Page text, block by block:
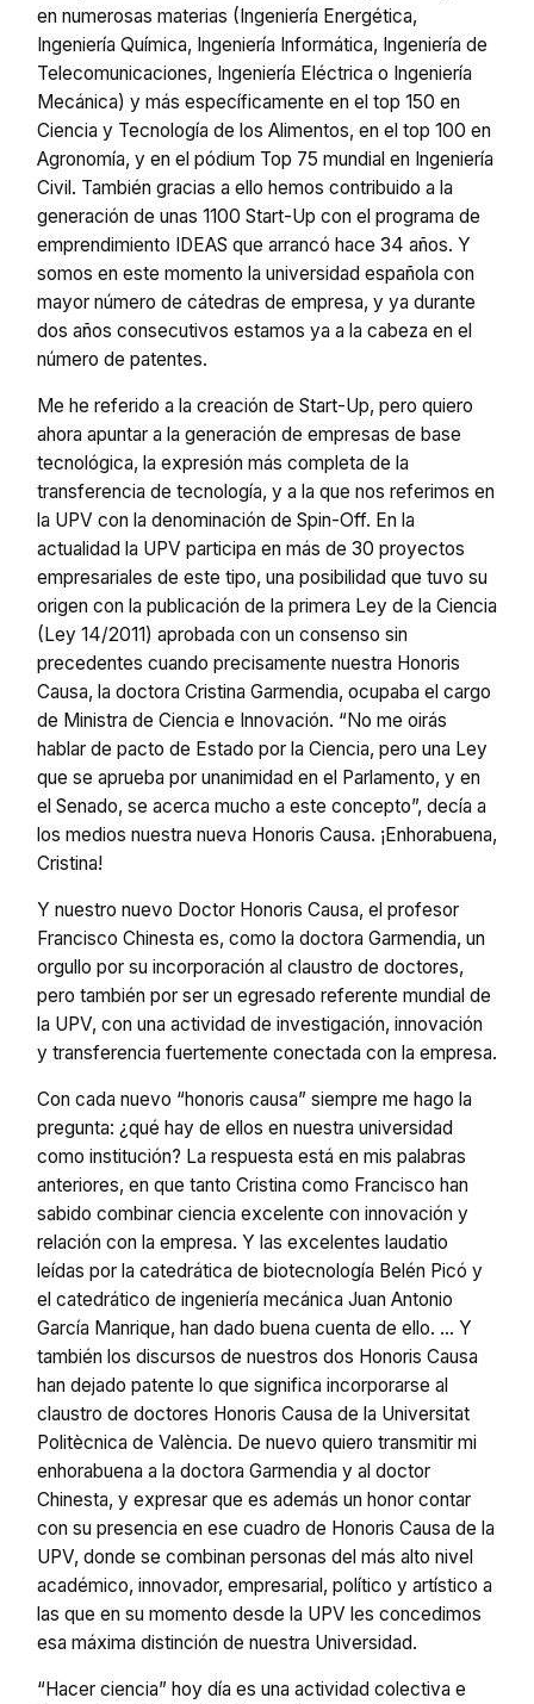
en numerosas materias (Ingeniería Energética,
Ingeniería Química, Ingeniería Informática, Ingeniería de
Telecomunicaciones, Ingeniería Eléctrica o Ingeniería
Mecánica) y más específicamente en el top 150 en
Ciencia y Tecnología de los Alimentos, en el top 100 en
Agronomía, y en el pódium Top 75 mundial en Ingeniería
Civil. También gracias a ello hemos contribuido a la
generación de unas 1100 Start-Up con el programa de
emprendimiento IDEAS que arrancó hace 34 años. Y
somos en este momento la universidad española con
mayor número de cátedras de empresa, y ya durante
dos años consecutivos estamos ya a la cabeza en el
número de patentes.
Me he referido a la creación de Start-Up, pero quiero
ahora apuntar a la generación de empresas de base
tecnológica, la expresión más completa de la
transferencia de tecnología, y a la que nos referimos en
la UPV con la denominación de Spin-Off. En la
actualidad la UPV participa en más de 30 proyectos
empresariales de este tipo, una posibilidad que tuvo su
origen con la publicación de la primera Ley de la Ciencia
(Ley 14/2011) aprobada con un consenso sin
precedentes cuando precisamente nuestra Honoris
Causa, la doctora Cristina Garmendia, ocupaba el cargo
de Ministra de Ciencia e Innovación. “No me oirás
hablar de pacto de Estado por la Ciencia, pero una Ley
que se aprueba por unanimidad en el Parlamento, y en
el Senado, se acerca mucho a este concepto”, decía a
los medios nuestra nueva Honoris Causa. ¡Enhorabuena,
Cristina!
Y nuestro nuevo Doctor Honoris Causa, el profesor
Francisco Chinesta es, como la doctora Garmendia, un
orgullo por su incorporación al claustro de doctores,
pero también por ser un egresado referente mundial de
la UPV, con una actividad de investigación, innovación
y transferencia fuertemente conectada con la empresa.
Con cada nuevo “honoris causa” siempre me hago la
pregunta: ¿qué hay de ellos en nuestra universidad
como institución? La respuesta está en mis palabras
anteriores, en que tanto Cristina como Francisco han
sabido combinar ciencia excelente con innovación y
relación con la empresa. Y las excelentes laudatio
leídas por la catedrática de biotecnología Belén Picó y
el catedrático de ingeniería mecánica Juan Antonio
García Manrique, han dado buena cuenta de ello. … Y
también los discursos de nuestros dos Honoris Causa
han dejado patente lo que significa incorporarse al
claustro de doctores Honoris Causa de la Universitat
Politècnica de València. De nuevo quiero transmitir mi
enhorabuena a la doctora Garmendia y al doctor
Chinesta, y expresar que es además un honor contar
con su presencia en ese cuadro de Honoris Causa de la
UPV, donde se combinan personas del más alto nivel
académico, innovador, empresarial, político y artístico a
las que en su momento desde la UPV les concedimos
esa máxima distinción de nuestra Universidad.
“Hacer ciencia” hoy día es una actividad colectiva e